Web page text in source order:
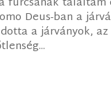
Deus-ban a
a járványok,